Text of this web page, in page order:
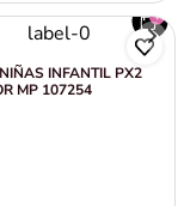
INFANTIL PX2
MP 107254